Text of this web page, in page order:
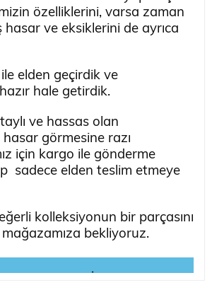
özelliklerini, varsa zaman
hasar ve eksiklerini de ayrıca
elden geçirdik ve
hale getirdik.
ve hassas olan
görmesine razı
için kargo ile gönderme
sadece elden teslim etmeye
kolleksiyonun bir parçasını
bekliyoruz.